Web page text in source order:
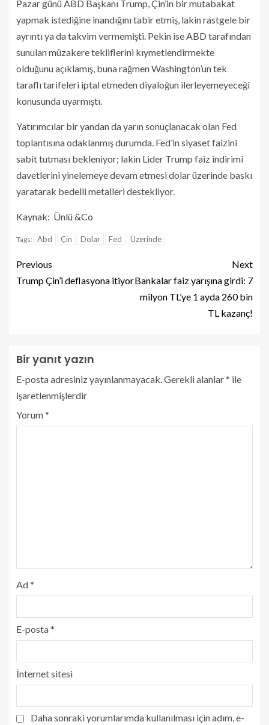
Pazar günü ABD Başkanı Trump, Çin’in bir mutabakat
yapmak istediğine inandığını tabir etmiş, lakin rastgele bir
ayrıntı ya da takvim vermemişti. Pekin ise ABD tarafından
sunulan müzakere tekliflerini kıymetlendirmekte
olduğunu açıklamış, buna rağmen Washington’un tek
taraflı tarifeleri iptal etmeden diyaloğun ilerleyemeyeceği
konusunda uyarmıştı.
Yatırımcılar bir yandan da yarın sonuçlanacak olan Fed
toplantısına odaklanmış durumda. Fed’in siyaset faizini
sabit tutması bekleniyor; lakin Lider Trump faiz indirimi
davetlerini yinelemeye devam etmesi dolar üzerinde baskı
yaratarak bedelli metalleri destekliyor.
Kaynak: Ünlü &Co
Tags: Abd Çin Dolar Fed Üzerinde
Previous
Trump Çin’i deflasyona itiyor
Next
Bankalar faiz yarışına girdi: 7
milyon TL’ye 1 ayda 260 bin
TL kazanç!
Bir yanıt yazın
E-posta adresiniz yayınlanmayacak.Gerekli alanlar* ile
işaretlenmişlerdir
Yorum*
Ad*
E-posta*
İnternet sitesi
Daha sonraki yorumlarımda kullanılması için adım, e-